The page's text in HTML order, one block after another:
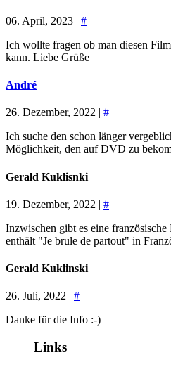
06. April, 2023 | #
Ich wollte fragen ob man diesen
kann. Liebe Grüße
André
26. Dezember, 2022 | #
Ich suche den schon länger
Möglichkeit, den auf DVD zu
Gerald Kuklisnki
19. Dezember, 2022 | #
Inzwischen gibt es eine
enthält "Je brule de partout" in
Gerald Kuklinski
26. Juli, 2022 | #
Danke für die Info :-)
Links